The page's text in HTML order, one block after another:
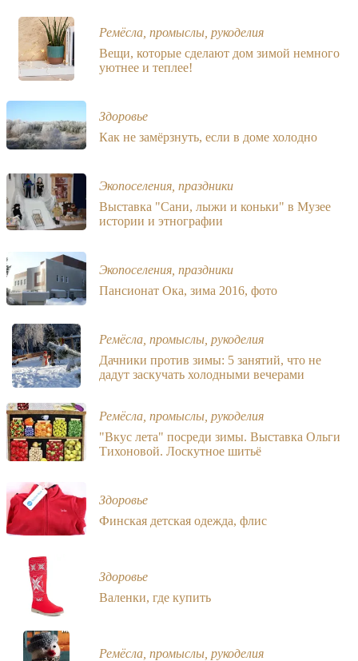
Ремёсла, промыслы, рукоделия
Вещи, которые сделают дом зимой немного
уютнее и теплее!
Здоровье
Как не замёрзнуть, если в доме холодно
Экопоселения, праздники
Выставка "Сани, лыжи и коньки" в Музее
истории и этнографии
Экопоселения, праздники
Пансионат Ока, зима 2016, фото
Ремёсла, промыслы, рукоделия
Дачники против зимы: 5 занятий, что не
дадут заскучать холодными вечерами
Ремёсла, промыслы, рукоделия
"Вкус лета" посреди зимы. Выставка Ольги
Тихоновой. Лоскутное шитьё
Здоровье
Финская детская одежда, флис
Здоровье
Валенки, где купить
Ремёсла, промыслы, рукоделия